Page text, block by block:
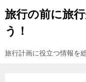
旅行の前に旅
う！
旅行計画に役立つ情報を